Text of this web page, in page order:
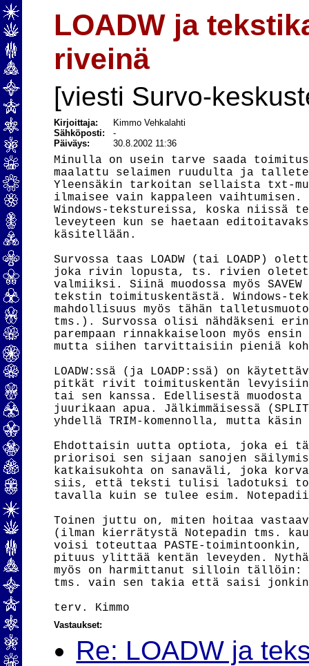
LOADW ja
riveinä
[viesti Survo-
Kirjoittaja:
Kimmo Vehkalahti
Sähköposti:-
Päiväys:
30.8.2002 11:36
Minulla on usein tarve saada
maalattu selaimen ruudulta ja
Yleensäkin tarkoitan sellaista txt-
ilmaisee vain kappaleen vaihtumisen.
Windows-tekstureissa, koska niissä
leveyteen kun se haetaan
käsitellään.
Survossa taas LOADW (tai LOADP)
joka rivin lopusta, ts. rivien
valmiiksi. Siinä muodossa myös
tekstin toimituskentästä. Windows-
mahdollisuus myös tähän
tms.). Survossa olisi nähdäkseni
parempaan rinnakkaiseloon myös
mutta siihen tarvittaisiin pieniä
LOADW:ssä (ja LOADP:ssä) on
pitkät rivit toimituskentän
tai sen kanssa. Edellisestä
juurikaan apua. Jälkimmäisessä
yhdellä TRIM-komennolla, mutta
Ehdottaisin uutta optiota, joka ei
priorisoi sen sijaan sanojen
katkaisukohta on sanaväli, joka
siis, että teksti tulisi ladotuksi
tavalla kuin se tulee esim.
Toinen juttu on, miten hoitaa
(ilman kierrätystä Notepadin tms.
voisi toteuttaa PASTE-
pituus ylittää kentän leveyden.
myös on harmittanut silloin tällöin:
tms. vain sen takia että saisi
Vastaukset:
Re: LOADW ja